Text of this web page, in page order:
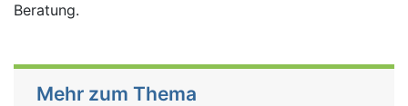
Beratung.
Mehr zum Thema